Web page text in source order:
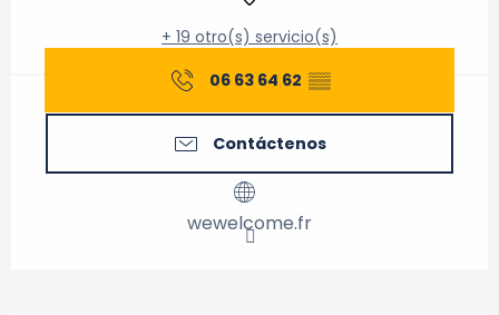
+ 19 otro(s) servicio(s)
06 63 64 62 ▒▒
Contáctenos
wewelcome.fr